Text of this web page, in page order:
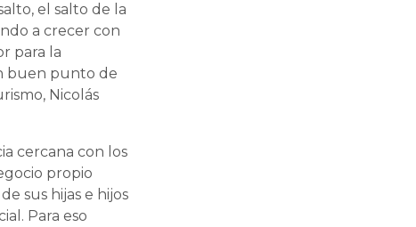
el salto de la
a crecer con
para la
buen punto de
Nicolás
cercana con los
propio
sus hijas e hijos
Para eso